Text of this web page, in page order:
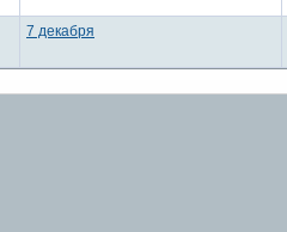
7 декабря